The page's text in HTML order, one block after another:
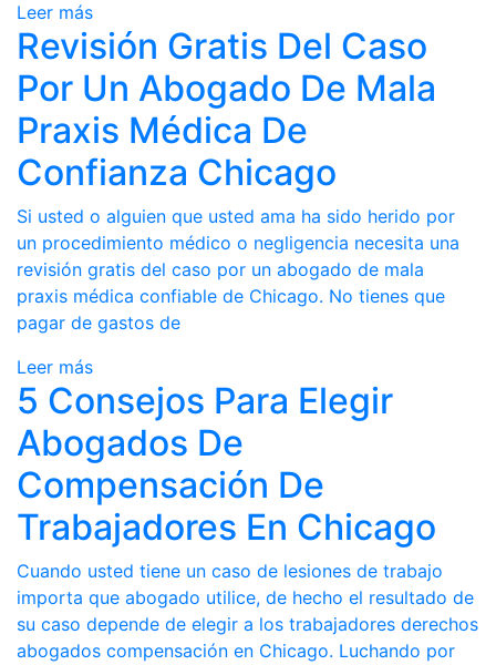
Leer más
Revisión Gratis Del Caso
Por Un Abogado De Mala
Praxis Médica De
Confianza Chicago
Si usted o alguien que usted ama ha sido herido por
un procedimiento médico o negligencia necesita una
revisión gratis del caso por un abogado de mala
praxis médica confiable de Chicago. No tienes que
pagar de gastos de
Leer más
5 Consejos Para Elegir
Abogados De
Compensación De
Trabajadores En Chicago
Cuando usted tiene un caso de lesiones de trabajo
importa que abogado utilice, de hecho el resultado de
su caso depende de elegir a los trabajadores derechos
abogados compensación en Chicago. Luchando por